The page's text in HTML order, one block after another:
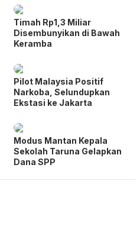
Timah Rp1,3 Miliar
Disembunyikan di Bawah
Keramba
Pilot Malaysia Positif
Narkoba, Selundupkan
Ekstasi ke Jakarta
Modus Mantan Kepala
Sekolah Taruna Gelapkan
Dana SPP